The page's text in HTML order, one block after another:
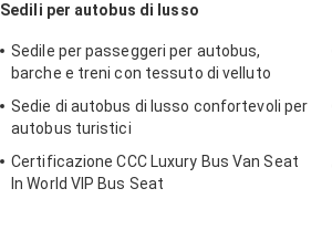
Sedili per autobus di lusso
Sedile per passeggeri per autobus,
barche e treni con tessuto di velluto
Sedie di autobus di lusso confortevoli per
autobus turistici
Certificazione CCC Luxury Bus Van Seat
In World VIP Bus Seat